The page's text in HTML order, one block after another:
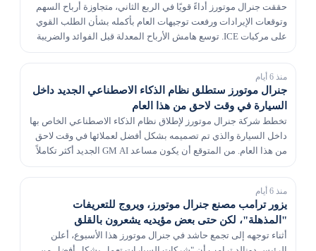
حققت جنرال موتورز أداءً قويًا في الربع الثاني، متجاوزة أرباح السهم
وتوقعات الإيرادات ورفعت توجيهات العام بأكمله بشأن الطلب القوي
على مركبات ICE. توسع هامش الأرباح المعدلة قبل الفوائد والضريبة
منذ 6 أيام
جنرال موتورز ستطلق نظام الذكاء الاصطناعي الجديد داخل
السيارة في وقت لاحق من هذا العام
تخطط شركة جنرال موتورز لإطلاق نظام الذكاء الاصطناعي الخاص بها
داخل السيارة والذي تم تصميمه بشكل أفضل لعملائها في وقت لاحق
من هذا العام. من المتوقع أن يكون مساعد GM AI الجديد أكثر تكاملاً
منذ 6 أيام
يزور ترامب مصنع جنرال موتورز، ويروج للتعريفات
"المذهلة"، لكن حتى بعض مؤيديه يشعرون بالقلق
أثناء توجهه إلى تجمع حاشد في جنرال موتورز هذا الأسبوع، أعلن